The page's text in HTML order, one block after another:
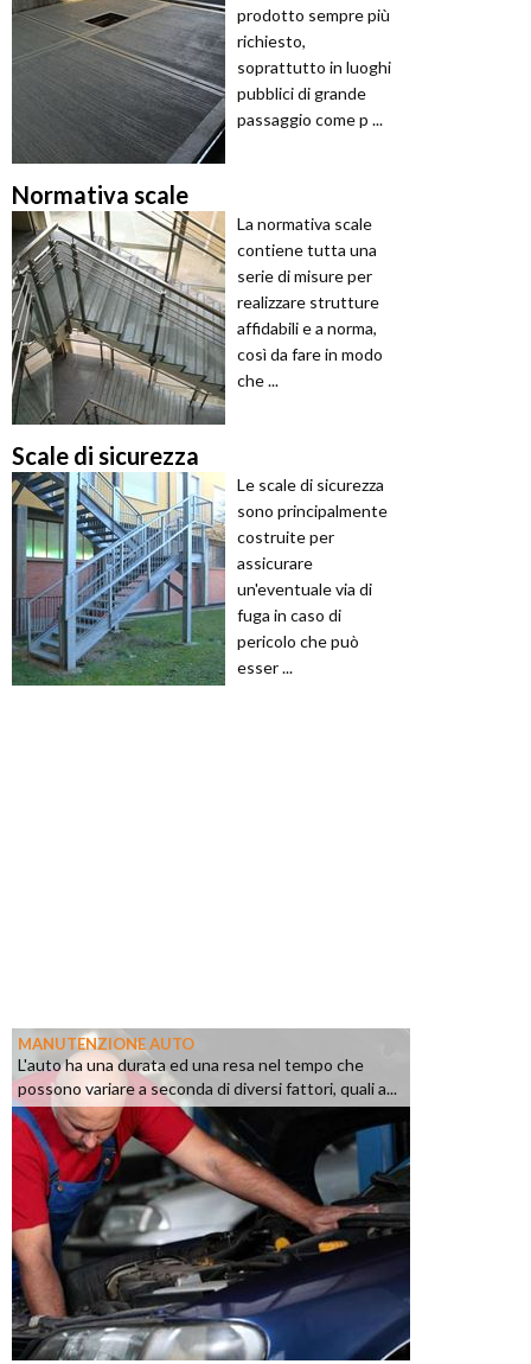
prodotto sempre più
richiesto,
soprattutto in luoghi
pubblici di grande
passaggio come p ...
Normativa scale
La normativa scale
contiene tutta una
serie di misure per
realizzare strutture
affidabili e a norma,
così da fare in modo
che ...
Scale di sicurezza
Le scale di sicurezza
sono principalmente
costruite per
assicurare
un'eventuale via di
fuga in caso di
pericolo che può
esser ...
MANUTENZIONE AUTO
L'auto ha una durata ed una resa nel tempo che
possono variare a seconda di diversi fattori, quali a...